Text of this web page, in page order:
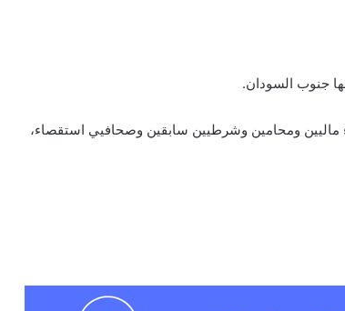
جنوب السودان.
في عام 2015 وهي تضم خبراء ماليين ومحامين وشرطيين سابقين وصحافيي استقصاء،